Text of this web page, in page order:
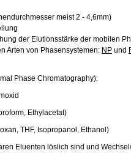
meist 2 - 4,6mm)
der Elutionsstärke der mobilen
Arten von Phasensystemen: NP und
Phase Chromatography):
Ethylacetat)
THF, Isopropanol, Ethanol)
Eluenten löslich sind und